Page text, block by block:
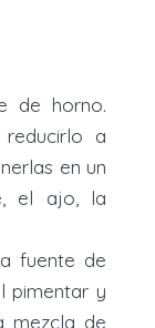
de horno.
a
en un
el ajo, la
fuente de
pimentar y
mezcla de